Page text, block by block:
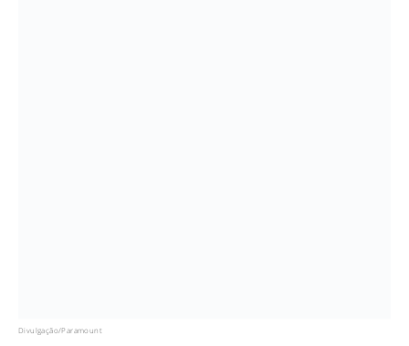
Divulgação/Paramount